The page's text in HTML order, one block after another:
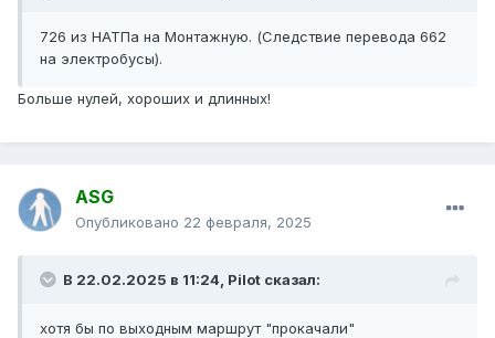
726 из НАТПа на Монтажную. (Следствие перевода 662
на электробусы).
Больше нулей, хороших и длинных!
ASG
Опубликовано 22 февраля, 2025
В 22.02.2025 в 11:24, Pilot сказал:
хотя бы по выходным маршрут "прокачали"